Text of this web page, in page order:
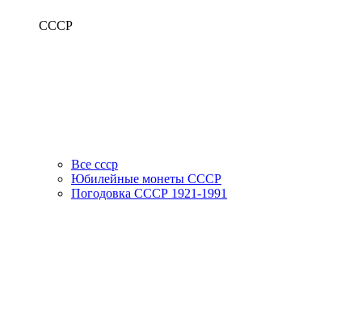
СССР
Все ссср
Юбилейные монеты СССР
Погодовка СССР 1921-1991